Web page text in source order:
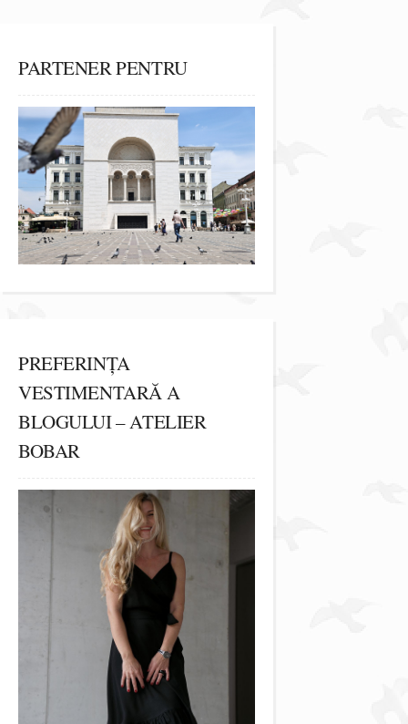
PARTENER PENTRU
PREFERINȚA
VESTIMENTARĂ A
BLOGULUI – ATELIER
BOBAR